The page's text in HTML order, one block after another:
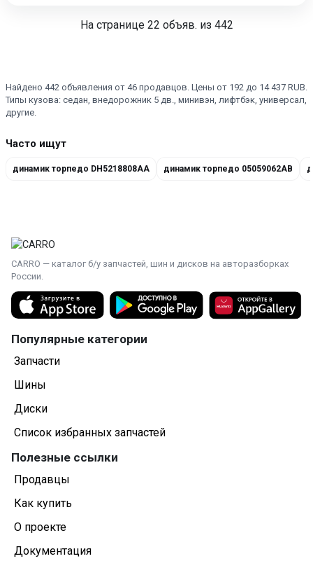
На странице 22 объяв. из 442
Найдено 442 объявления от 46 продавцов. Цены от 192 до 14 437 RUB.
Типы кузова: седан, внедорожник 5 дв., минивэн, лифтбэк, универсал,
другие.
Часто ищут
динамик торпедо DH5218808AA динамик торпедо 05059062AB
CARRO — каталог б/у запчастей, шин и дисков на авторазборках
России.
Популярные категории
Запчасти
Шины
Диски
Список избранных запчастей
Полезные ссылки
Продавцы
Как купить
О проекте
Документация